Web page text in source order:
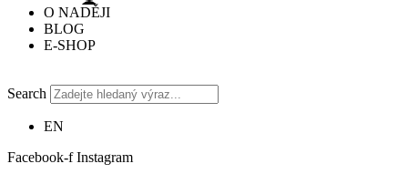
O NADĚJI
BLOG
E-SHOP
Search
EN
Facebook-f Instagram